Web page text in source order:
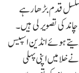
قدم بڑھا رہے
زمین اور چاند کی تصویر لی ہیں۔
دیتے ہوئے انڈین اسپیس
ریسرچ آرگنائزیشن اسرونے کہا کہ آدتیہ ایل 1 نے خلا میں اپنی پہلی